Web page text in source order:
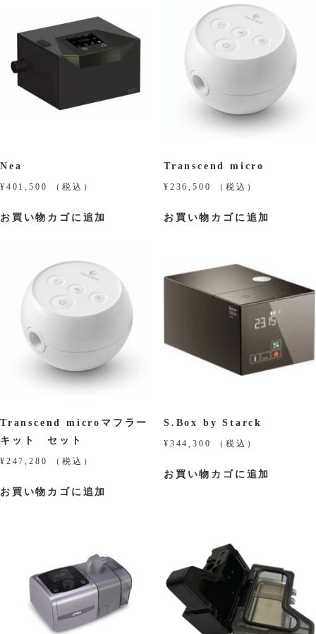
Nea
¥ 401,500 （税込）
お買い物カゴに追加
Transcend micro
¥ 236,500 （税込）
お買い物カゴに追加
Transcend microマフラー
キット セット
¥ 247,280 （税込）
お買い物カゴに追加
S.Box by Starck
¥ 344,300 （税込）
お買い物カゴに追加